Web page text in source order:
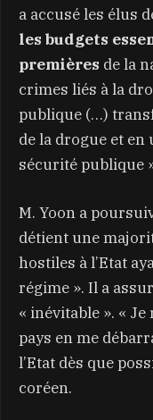
a accusé les élus
les budgets
premières de la
crimes liés à la
publique (…)
de la drogue et
sécurité publique
M. Yoon a
détient une
hostiles à l’Etat
régime ». Il a
« inévitable ». «
pays en me
l’Etat dès que
coréen.